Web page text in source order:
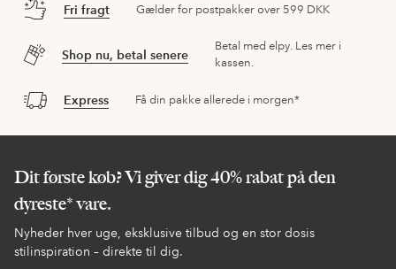
Fri fragt Gælder for postpakker over 599 DKK
Shop nu, betal senere
Betal med elpy. Les mer i
kassen.
Express Få din pakke allerede i morgen*
Dit første køb? Vi giver dig 40% rabat på den
dyreste* vare.
Nyheder hver uge, eksklusive tilbud og en stor dosis
stilinspiration – direkte til dig.